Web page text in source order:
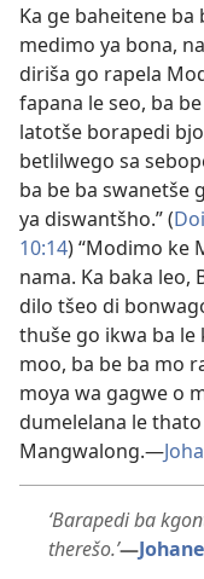
Ka ge baheitene
medimo ya bona,
diriša go rapela
fapana le seo, ba
latotše borapedi
betlilwego sa
ba be ba swanetše
ya diswantšho.” (
10:14) “Modimo ke
nama. Ka baka leo,
dilo tšeo di
thuše go ikwa ba le
moo, ba be ba mo
moya wa gagwe o
dumelelana le
Mangwalong.​—
‘Barapedi ba
therešo.’—